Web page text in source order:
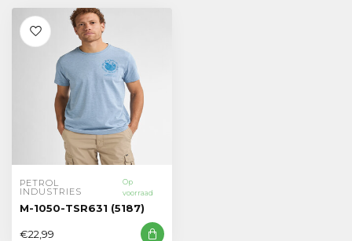
PETROL
INDUSTRIES
Op
voorraad
M-1050-TSR631 (5187)
€22,99